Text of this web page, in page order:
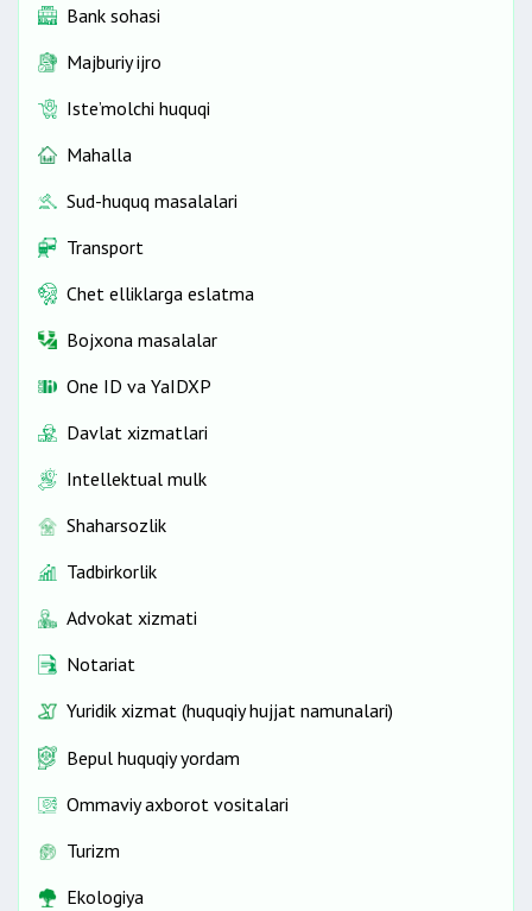
Bank sohasi
Majburiy ijro
Iste’molchi huquqi
Mahalla
Sud-huquq masalalari
Transport
Chet elliklarga eslatma
Bojxona masalalar
One ID vа YaIDXP
Davlat xizmatlari
Intellektual mulk
Shaharsozlik
Tadbirkorlik
Advokat xizmati
Notariat
Yuridik xizmat (huquqiy hujjat namunalari)
Bepul huquqiy yordam
Ommaviy axborot vositalari
Turizm
Ekologiya